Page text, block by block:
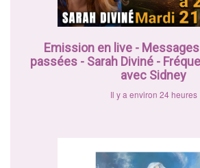
Emission en live -
passées - Sarah Diviné -
avec Sidney
Il y a environ 24 heures